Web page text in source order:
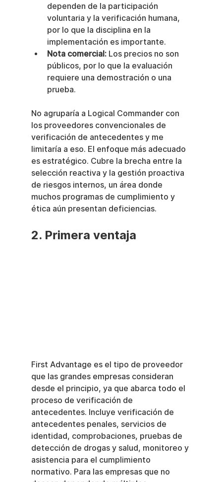
dependen de la participación
voluntaria y la verificación humana,
por lo que la disciplina en la
implementación es importante.
Nota comercial: Los precios no son
públicos, por lo que la evaluación
requiere una demostración o una
prueba.
No agruparía a Logical Commander con
los proveedores convencionales de
verificación de antecedentes y me
limitaría a eso. El enfoque más adecuado
es estratégico. Cubre la brecha entre la
selección reactiva y la gestión proactiva
de riesgos internos, un área donde
muchos programas de cumplimiento y
ética aún presentan deficiencias.
2. Primera ventaja
First Advantage es el tipo de proveedor
que las grandes empresas consideran
desde el principio, ya que abarca todo el
proceso de verificación de
antecedentes. Incluye verificación de
antecedentes penales, servicios de
identidad, comprobaciones, pruebas de
detección de drogas y salud, monitoreo y
asistencia para el cumplimiento
normativo. Para las empresas que no